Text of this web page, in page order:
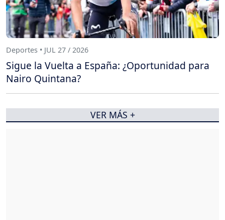
Deportes • JUL 27 / 2026
Sigue la Vuelta a España: ¿Oportunidad para
Nairo Quintana?
VER MÁS +